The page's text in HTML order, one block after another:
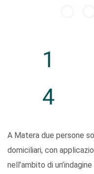
A Matera due persone
domiciliari, con
nell’ambito di